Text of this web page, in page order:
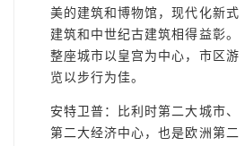
美的建筑和博物馆，现代化新式
建筑和中世纪古建筑相得益彰。
整座城市以皇宫为中心，市区游
览以步行为佳。
安特卫普：比利时第二大城市、
第二大经济中心，也是欧洲第二